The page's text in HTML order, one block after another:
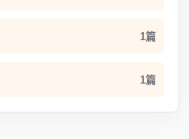
1篇
1篇